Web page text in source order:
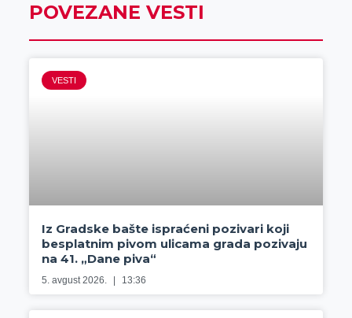
POVEZANE VESTI
VESTI
Iz Gradske bašte ispraćeni pozivari koji
besplatnim pivom ulicama grada pozivaju
na 41. „Dane piva“
5. avgust 2026. 13:36